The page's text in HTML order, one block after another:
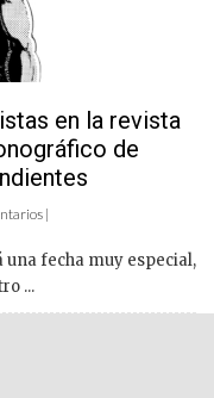
en la revista
de
|
fecha muy especial,
...